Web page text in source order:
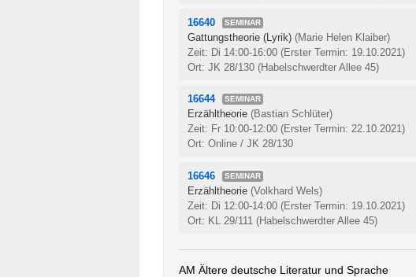
16640 SEMINAR
Gattungstheorie (Lyrik) (Marie Helen Klaiber)
Zeit: Di 14:00-16:00 (Erster Termin: 19.10.2021)
Ort: JK 28/130 (Habelschwerdter Allee 45)
16644 SEMINAR
Erzähltheorie (Bastian Schlüter)
Zeit: Fr 10:00-12:00 (Erster Termin: 22.10.2021)
Ort: Online / JK 28/130
16646 SEMINAR
Erzähltheorie (Volkhard Wels)
Zeit: Di 12:00-14:00 (Erster Termin: 19.10.2021)
Ort: KL 29/111 (Habelschwerdter Allee 45)
AM Ältere deutsche Literatur und Sprache